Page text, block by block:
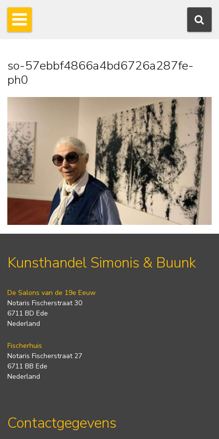
so-57ebbf4866a4bd6726a287fe-
ph0
Kunsthandel Simonis & Buunk
De Salons van de 19e Eeuw
Notaris Fischerstraat 30
6711 BD Ede
Nederland
Fischerhuis
Notaris Fischerstraat 27
6711 BB Ede
Nederland
Contactgegevens